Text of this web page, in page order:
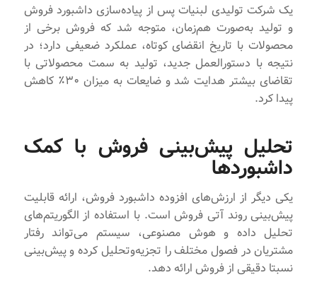
یک شرکت تولیدی لبنیات پس از پیاده‌سازی داشبورد فروش
و تولید به‌صورت هم‌زمان، متوجه شد که فروش برخی از
محصولات با تاریخ انقضای کوتاه، عملکرد ضعیفی دارد؛ در
نتیجه با دستورالعمل جدید، تولید به سمت محصولاتی با
تقاضای بیشتر هدایت شد و ضایعات به میزان ۳۰٪ کاهش
پیدا کرد.
تحلیل پیش‌بینی فروش با کمک
داشبوردها
یکی دیگر از ارزش‌های افزوده داشبورد فروش، ارائه قابلیت
پیش‌بینی روند آتی فروش است. با استفاده از الگوریتم‌های
تحلیل داده و هوش مصنوعی، سیستم می‌تواند رفتار
مشتریان در فصول مختلف را تجزیه‌وتحلیل کرده و پیش‌بینی
نسبتا دقیقی از فروش ارائه دهد.